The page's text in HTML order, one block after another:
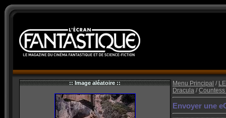
:: Image aléatoire :: Menu Principal /
Dracula /
Envoyer une